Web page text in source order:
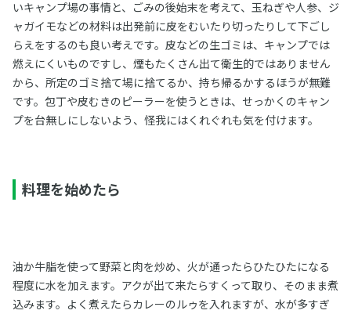
いキャンプ場の事情と、ごみの後始末を考えて、玉ねぎや人参、ジ
ャガイモなどの材料は出発前に皮をむいたり切ったりして下ごし
らえをするのも良い考えです。皮などの生ゴミは、キャンプでは
燃えにくいものですし、煙もたくさん出て衛生的ではありません
から、所定のゴミ捨て場に捨てるか、持ち帰るかするほうが無難
です。包丁や皮むきのピーラーを使うときは、せっかくのキャン
プを台無しにしないよう、怪我にはくれぐれも気を付けます。
料理を始めたら
油か牛脂を使って野菜と肉を炒め、火が通ったらひたひたになる
程度に水を加えます。アクが出て来たらすくって取り、そのまま煮
込みます。よく煮えたらカレーのルゥを入れますが、水が多すぎ